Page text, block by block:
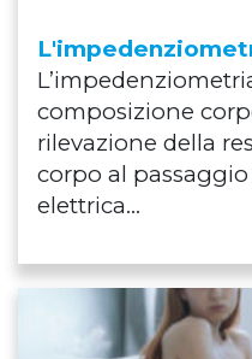
composizione
rilevazione della
corpo al
elettrica...